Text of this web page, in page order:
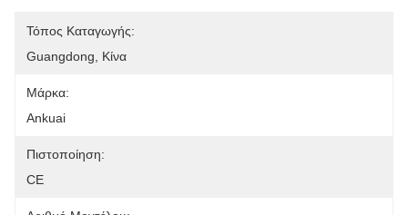
Τόπος Καταγωγής:
Guangdong, Κίνα
Μάρκα:
Ankuai
Πιστοποίηση:
CE